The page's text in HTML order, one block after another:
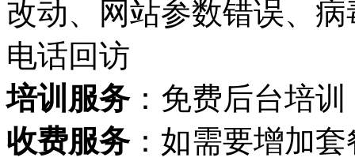
改动、网站参数错误、
电话回访
培训服务：免费后台培训
收费服务：如需要增加